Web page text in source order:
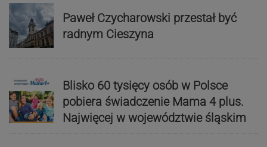
Paweł Czycharowski przestał być
radnym Cieszyna
Blisko 60 tysięcy osób w Polsce
pobiera świadczenie Mama 4 plus.
Najwięcej w województwie śląskim